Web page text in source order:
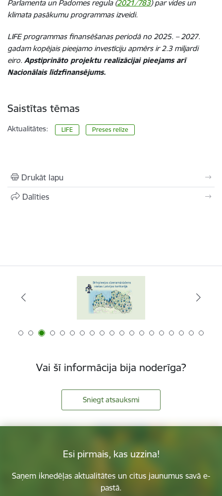
Parlamenta un Padomes regula (2021/783) par vides un
klimata pasākumu programmas izveidi.
LIFE programmas finansēšanas periodā no 2025. – 2027.
gadam kopējais pieejamo investīciju apmērs ir 2.3 miljardi
eiro. Apstiprināto projektu realizācijai pieejams arī
Nacionālais līdzfinansējums.
Saistītas tēmas
Aktualitātes: LIFE Preses relīze
Drukāt lapu
Dalīties
Vai šī informācija bija noderīga?
Sniegt atsauksmi
Esi pirmais, kas uzzina!
Saņem iknedēļas aktualitātes un citus jaunumus savā e-
pastā.